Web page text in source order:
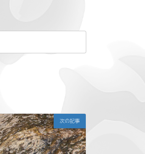
次の記事